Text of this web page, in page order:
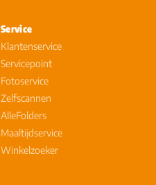
Service
Klantenservice
Servicepoint
Fotoservice
Zelfscannen
AlleFolders
Maaltijdservice
Winkelzoeker